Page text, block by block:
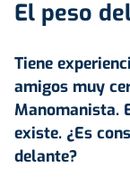
El peso
Tiene
amigos muy
Manomanista.
existe. ¿Es
delante?